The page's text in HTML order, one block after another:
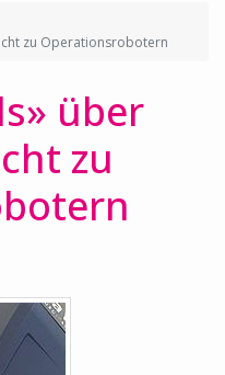
zu Operationsrobotern
über
zu